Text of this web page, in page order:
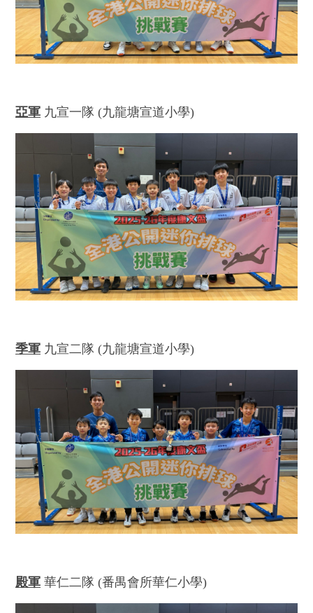
亞軍 九宣一隊 (九龍塘宣道小學)
季軍 九宣二隊 (九龍塘宣道小學)
殿軍 華仁二隊 (番禺會所華仁小學)